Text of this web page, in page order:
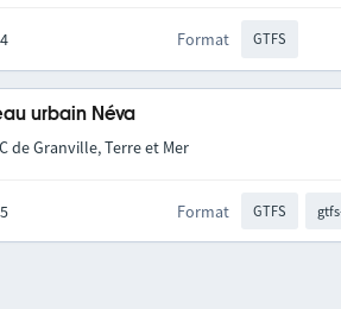
Format GTFS
urbain Néva
de Granville, Terre et Mer
Format GTFS